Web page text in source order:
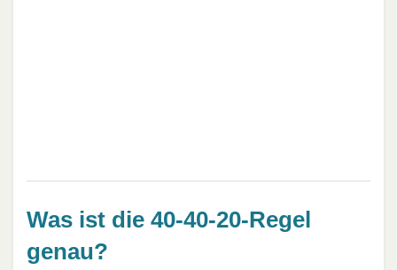
Was ist die 40-40-20-Regel
genau?